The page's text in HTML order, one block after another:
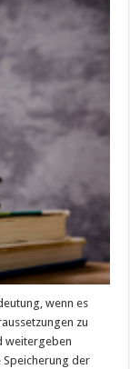
wenn es
zu
weitergeben
Speicherung der